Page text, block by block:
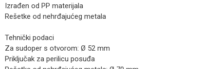
Izrađen od PP materijala
Rešetke od nehrđajućeg metala
Tehnički podaci
Za sudoper s otvorom: Ø 52 mm
Priključak za perilicu posuđa